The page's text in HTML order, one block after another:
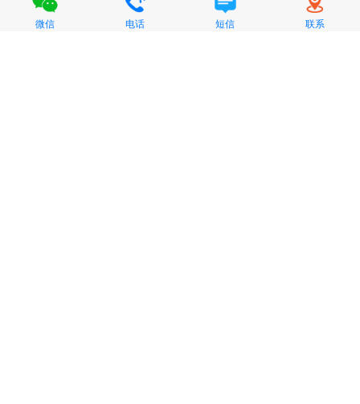
微信 电话 短信 联系